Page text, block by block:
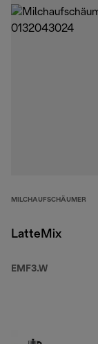
MILCHAUFSCHÄUMER
LatteMix
EMF3.W